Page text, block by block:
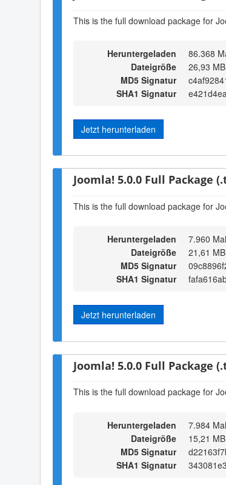
This is the full download package for
Heruntergeladen
86.368
Dateigröße
26,93 MB
MD5 Signatur
SHA1 Signatur
Jetzt herunterladen
Joomla! 5.0.0 Full Package
This is the full download package for
Heruntergeladen
7.960 Mal
Dateigröße
21,61 MB
MD5 Signatur
SHA1 Signatur
Jetzt herunterladen
Joomla! 5.0.0 Full Package
This is the full download package for
Heruntergeladen
7.984 Mal
Dateigröße
15,21 MB
MD5 Signatur
SHA1 Signatur